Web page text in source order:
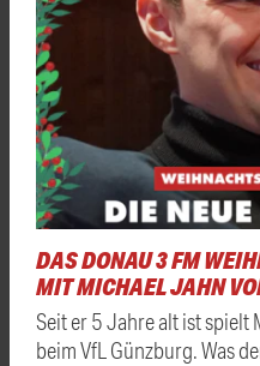
DAS DONAU 3 FM
MIT MICHAEL JAHN
Seit er 5 Jahre alt ist spielt
beim VfL Günzburg. Was